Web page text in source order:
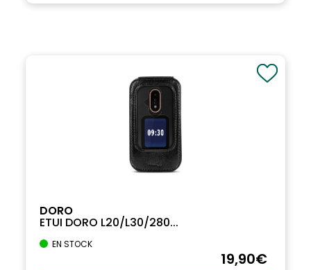
DORO
ETUI DORO L20/L30/280...
EN STOCK
19,90€